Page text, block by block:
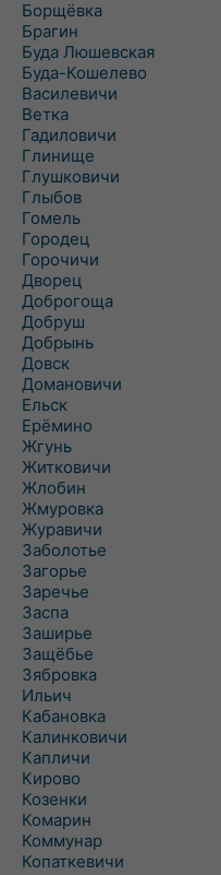
Борщёвка
Брагин
Буда Люшевская
Буда-Кошелево
Василевичи
Ветка
Гадиловичи
Глинище
Глушковичи
Глыбов
Гомель
Городец
Горочичи
Дворец
Доброгоща
Добруш
Добрынь
Довск
Домановичи
Ельск
Ерёмино
Жгунь
Житковичи
Жлобин
Жмуровка
Журавичи
Заболотье
Загорье
Заречье
Заспа
Заширье
Защёбье
Зябровка
Ильич
Кабановка
Калинковичи
Капличи
Кирово
Козенки
Комарин
Коммунар
Копаткевичи